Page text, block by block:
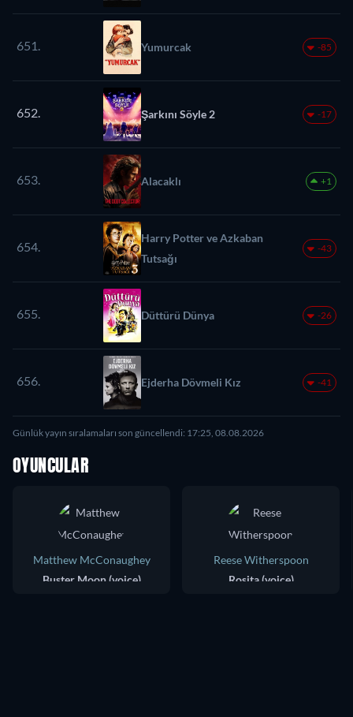
651. Yumurcak -85
652. Şarkını Söyle 2 -17
653. Alacaklı +1
654.
Harry Potter ve Azkaban
Tutsağı
-43
655. Düttürü Dünya -26
656. Ejderha Dövmeli Kız -41
Günlük yayın sıralamaları son güncellendi: 17:25, 08.08.2026
OYUNCULAR
Matthew McConaughey
Buster Moon (voice)
Reese Witherspoon
Rosita (voice)